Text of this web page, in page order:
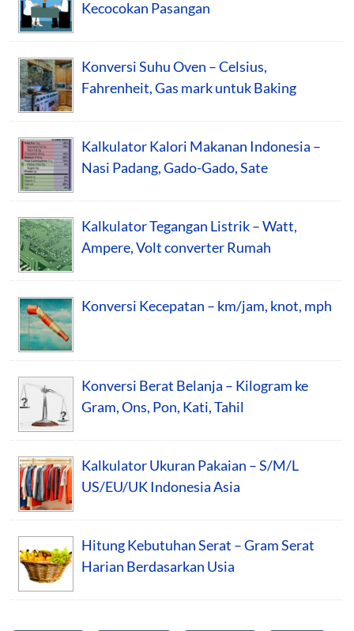
Kecocokan Pasangan
Konversi Suhu Oven – Celsius,
Fahrenheit, Gas mark untuk Baking
Kalkulator Kalori Makanan Indonesia –
Nasi Padang, Gado-Gado, Sate
Kalkulator Tegangan Listrik – Watt,
Ampere, Volt converter Rumah
Konversi Kecepatan – km/jam, knot, mph
Konversi Berat Belanja – Kilogram ke
Gram, Ons, Pon, Kati, Tahil
Kalkulator Ukuran Pakaian – S/M/L
US/EU/UK Indonesia Asia
Hitung Kebutuhan Serat – Gram Serat
Harian Berdasarkan Usia